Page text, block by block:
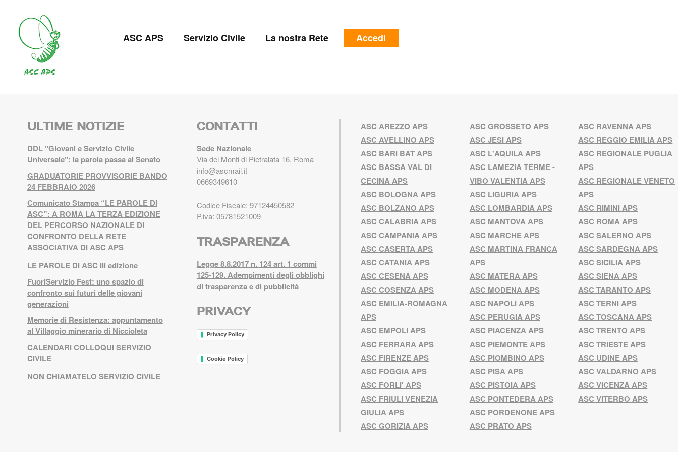
contenuto
principale
Navigazione
ASC APS Servizio Civile La nostra Rete
Menu
Accedi
ASC AREZZO APS
ASC AVELLINO APS
ASC BARI BAT APS
ASC BASSA VAL DI
CECINA APS
ASC BOLOGNA APS
ASC BOLZANO APS
ASC CALABRIA APS
ASC CAMPANIA APS
ASC CASERTA APS
ASC CATANIA APS
ASC CESENA APS
ASC COSENZA APS
ASC EMILIA-ROMAGNA
APS
ASC EMPOLI APS
ASC FERRARA APS
ASC FIRENZE APS
ASC FOGGIA APS
ASC FORLI' APS
ASC FRIULI VENEZIA
GIULIA APS
ASC GORIZIA APS
ASC GROSSETO APS
ASC JESI APS
ASC L'AQUILA APS
ASC LAMEZIA TERME -
VIBO VALENTIA APS
ASC LIGURIA APS
ASC LOMBARDIA APS
ASC MANTOVA APS
ASC MARCHE APS
ASC MARTINA FRANCA
APS
ASC MATERA APS
ASC MODENA APS
ASC NAPOLI APS
ASC PERUGIA APS
ASC PIACENZA APS
ASC PIEMONTE APS
ASC PIOMBINO APS
ASC PISA APS
ASC PISTOIA APS
ASC PONTEDERA APS
ASC PORDENONE APS
ASC PRATO APS
ASC RAVENNA APS
ASC REGGIO EMILIA APS
ASC REGIONALE PUGLIA
APS
ASC REGIONALE VENETO
APS
ASC RIMINI APS
ASC ROMA APS
ASC SALERNO APS
ASC SARDEGNA APS
ASC SICILIA APS
ASC SIENA APS
ASC TARANTO APS
ASC TERNI APS
ASC TOSCANA APS
ASC TRENTO APS
ASC TRIESTE APS
ASC UDINE APS
ASC VALDARNO APS
ASC VICENZA APS
ASC VITERBO APS
ULTIME NOTIZIE
DDL "Giovani e Servizio Civile
Universale": la parola passa al Senato
GRADUATORIE PROVVISORIE BANDO
24 FEBBRAIO 2026
Comunicato Stampa “LE PAROLE DI
ASC”: A ROMA LA TERZA EDIZIONE
DEL PERCORSO NAZIONALE DI
CONFRONTO DELLA RETE
ASSOCIATIVA DI ASC APS
LE PAROLE DI ASC III edizione
FuoriServizio Fest: uno spazio di
confronto sui futuri delle giovani
generazioni
Memorie di Resistenza: appuntamento
al Villaggio minerario di Niccioleta
CALENDARI COLLOQUI SERVIZIO
CIVILE
NON CHIAMATELO SERVIZIO CIVILE
CONTATTI
Sede Nazionale
Via dei Monti di Pietralata 16, Roma
info@ascmail.it
0669349610
Codice Fiscale: 97124450582
P.iva: 05781521009
TRASPARENZA
Legge 8.8.2017 n. 124 art. 1 commi
125-129. Adempimenti degli obblighi
di trasparenza e di pubblicità
PRIVACY
Privacy Policy
Cookie Policy